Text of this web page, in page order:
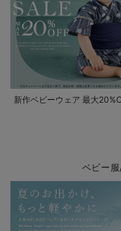
新作ベビーウェア 最大
ベビー